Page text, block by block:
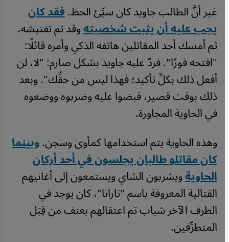
غير أنَّ الطالب جاويد كان سيِّئ الحظ.فقد كان
يجب عليه أن يثبت شخصيتهوقد تم تفتيشه،
ثم أمسك أحد المقاتلين هاتفه الذكي وأمره قائلًا:
"افتحه فورًا". فردّ عليه جاويد بشكل صارم: "لا، لن
أفعل ذلك بكلِّ تأكيد؛ فهذا ليس من حقِّك". وبعد
ذلك بوقت قصير، قبضوا عليه وضربوه ووضعوه
في الحاوية المجاورة.
وهذه الحاوية يتم استخدامها كمأوى وسجن.وبينما
كان مقاتلو طالبان يجلسون في أحد أركان
الحاويةويشربون الشاي ويستمعون إلى أغانيهم
القتالية المعروفة باسم "تارانا"، كان يوجد في
الطرف الآخر شباب تم اعتقالهم بعنف من قِبَل
المتطرِّفين.